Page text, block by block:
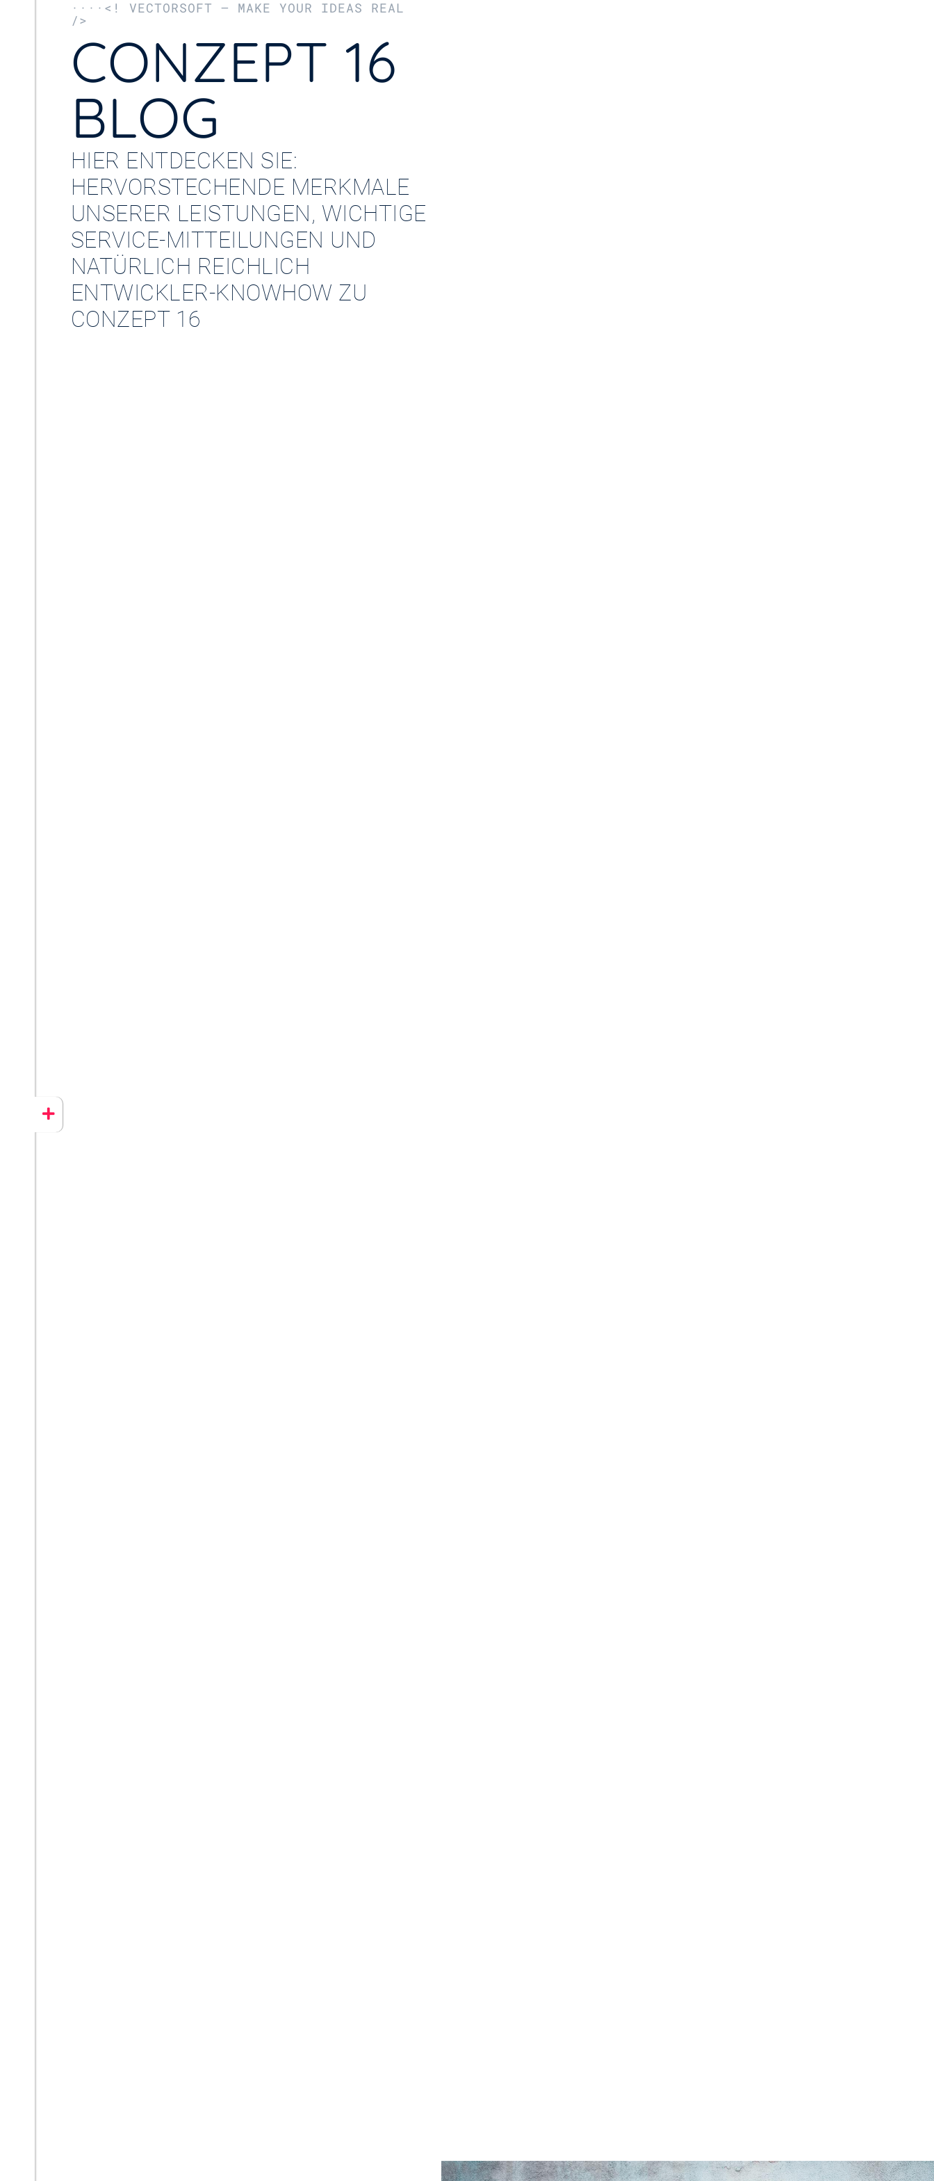
····<! VECTORSOFT – MAKE YOUR IDEAS REAL
/>
CONZEPT 16
BLOG
HIER ENTDECKEN SIE:
HERVORSTECHENDE MERKMALE
UNSERER LEISTUNGEN, WICHTIGE
SERVICE-MITTEILUNGEN UND
NATÜRLICH REICHLICH
ENTWICKLER-KNOWHOW ZU
CONZEPT 16